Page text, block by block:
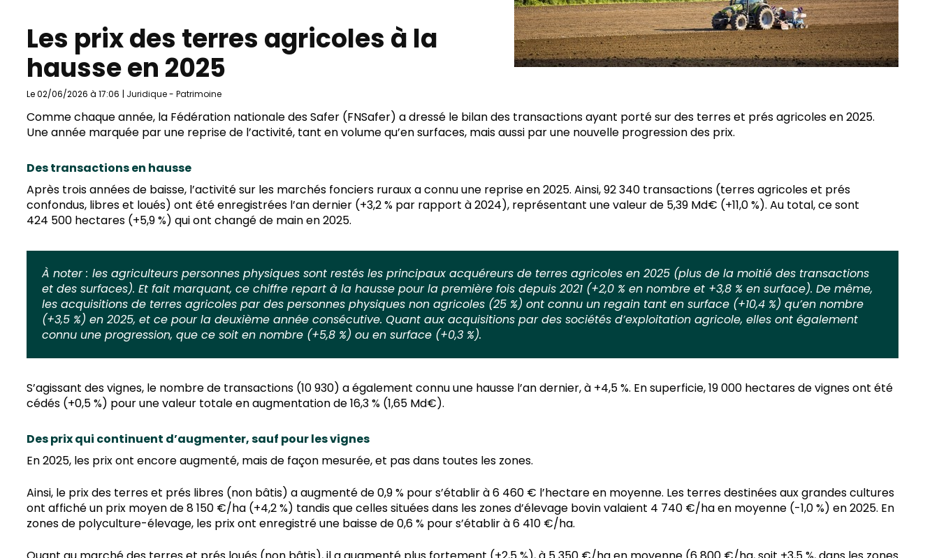
Les prix des terres agricoles à la
hausse en 2025
Le 02/06/2026 à 17:06 | Juridique- Patrimoine
Comme chaque année, la Fédération nationale des Safer (FNSafer) a dressé le bilan des transactions ayant porté sur des terres et prés agricoles en 2025.
Une année marquée par une reprise de l’activité, tant en volume qu’en surfaces, mais aussi par une nouvelle progression des prix.
Des transactions en hausse
Après trois années de baisse, l’activité sur les marchés fonciers ruraux a connu une reprise en 2025. Ainsi, 92 340 transactions (terres agricoles et prés
confondus, libres et loués) ont été enregistrées l’an dernier (+3,2 % par rapport à 2024), représentant une valeur de 5,39 Md€ (+11,0 %). Au total, ce sont
424 500 hectares (+5,9 %) qui ont changé de main en 2025.
À noter : les agriculteurs personnes physiques sont restés les principaux acquéreurs de terres agricoles en 2025 (plus de la moitié des transactions
et des surfaces). Et fait marquant, ce chiffre repart à la hausse pour la première fois depuis 2021 (+2,0 % en nombre et +3,8 % en surface). De même,
les acquisitions de terres agricoles par des personnes physiques non agricoles (25 %) ont connu un regain tant en surface (+10,4 %) qu’en nombre
(+3,5 %) en 2025, et ce pour la deuxième année consécutive. Quant aux acquisitions par des sociétés d’exploitation agricole, elles ont également
connu une progression, que ce soit en nombre (+5,8 %) ou en surface (+0,3 %).
S’agissant des vignes, le nombre de transactions (10 930) a également connu une hausse l’an dernier, à +4,5 %. En superficie, 19 000 hectares de vignes ont été
cédés (+0,5 %) pour une valeur totale en augmentation de 16,3 % (1,65 Md€).
Des prix qui continuent d’augmenter, sauf pour les vignes
En 2025, les prix ont encore augmenté, mais de façon mesurée, et pas dans toutes les zones.
Ainsi, le prix des terres et prés libres (non bâtis) a augmenté de 0,9 % pour s’établir à 6 460 € l’hectare en moyenne. Les terres destinées aux grandes cultures
ont affiché un prix moyen de 8 150 €/ha (+4,2 %) tandis que celles situées dans les zones d’élevage bovin valaient 4 740 €/ha en moyenne (-1,0 %) en 2025. En
zones de polyculture-élevage, les prix ont enregistré une baisse de 0,6 % pour s’établir à 6 410 €/ha.